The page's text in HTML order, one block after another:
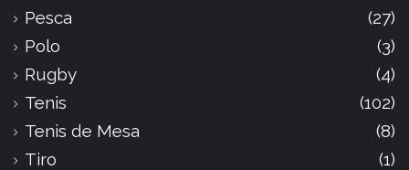
Pesca
(27)
Polo
(3)
Rugby
(4)
Tenis
(102)
Tenis de Mesa
(8)
Tiro
(1)